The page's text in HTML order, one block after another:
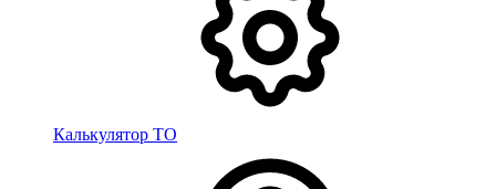
Калькулятор ТО